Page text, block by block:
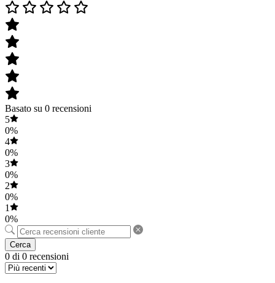
Basato su 0 recensioni
5
0%
4
0%
3
0%
2
0%
1
0%
Cerca
0 di 0 recensioni